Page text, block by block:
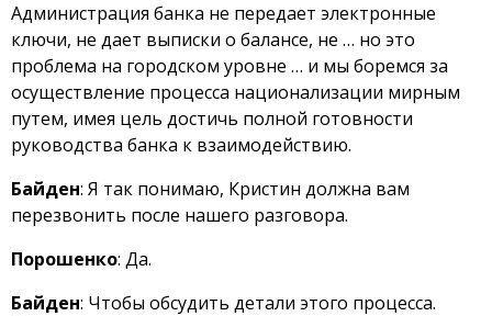
Администрация банка не передает электронные
ключи, не дает выписки о балансе, не … но это
проблема на городском уровне … и мы боремся за
осуществление процесса национализации мирным
путем, имея цель достичь полной готовности
руководства банка к взаимодействию.
Байден: Я так понимаю, Кристин должна вам
перезвонить после нашего разговора.
Порошенко: Да.
Байден: Чтобы обсудить детали этого процесса.